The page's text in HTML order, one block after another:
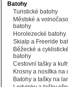
Batohy
Turistické batohy
Městské a
batohy
Horolezecké batohy
Skialp a Freeride
Běžecké a cyklistické
batohy
Cestovní tašky a
Krosny a nosítka na
Batohy a tašky na